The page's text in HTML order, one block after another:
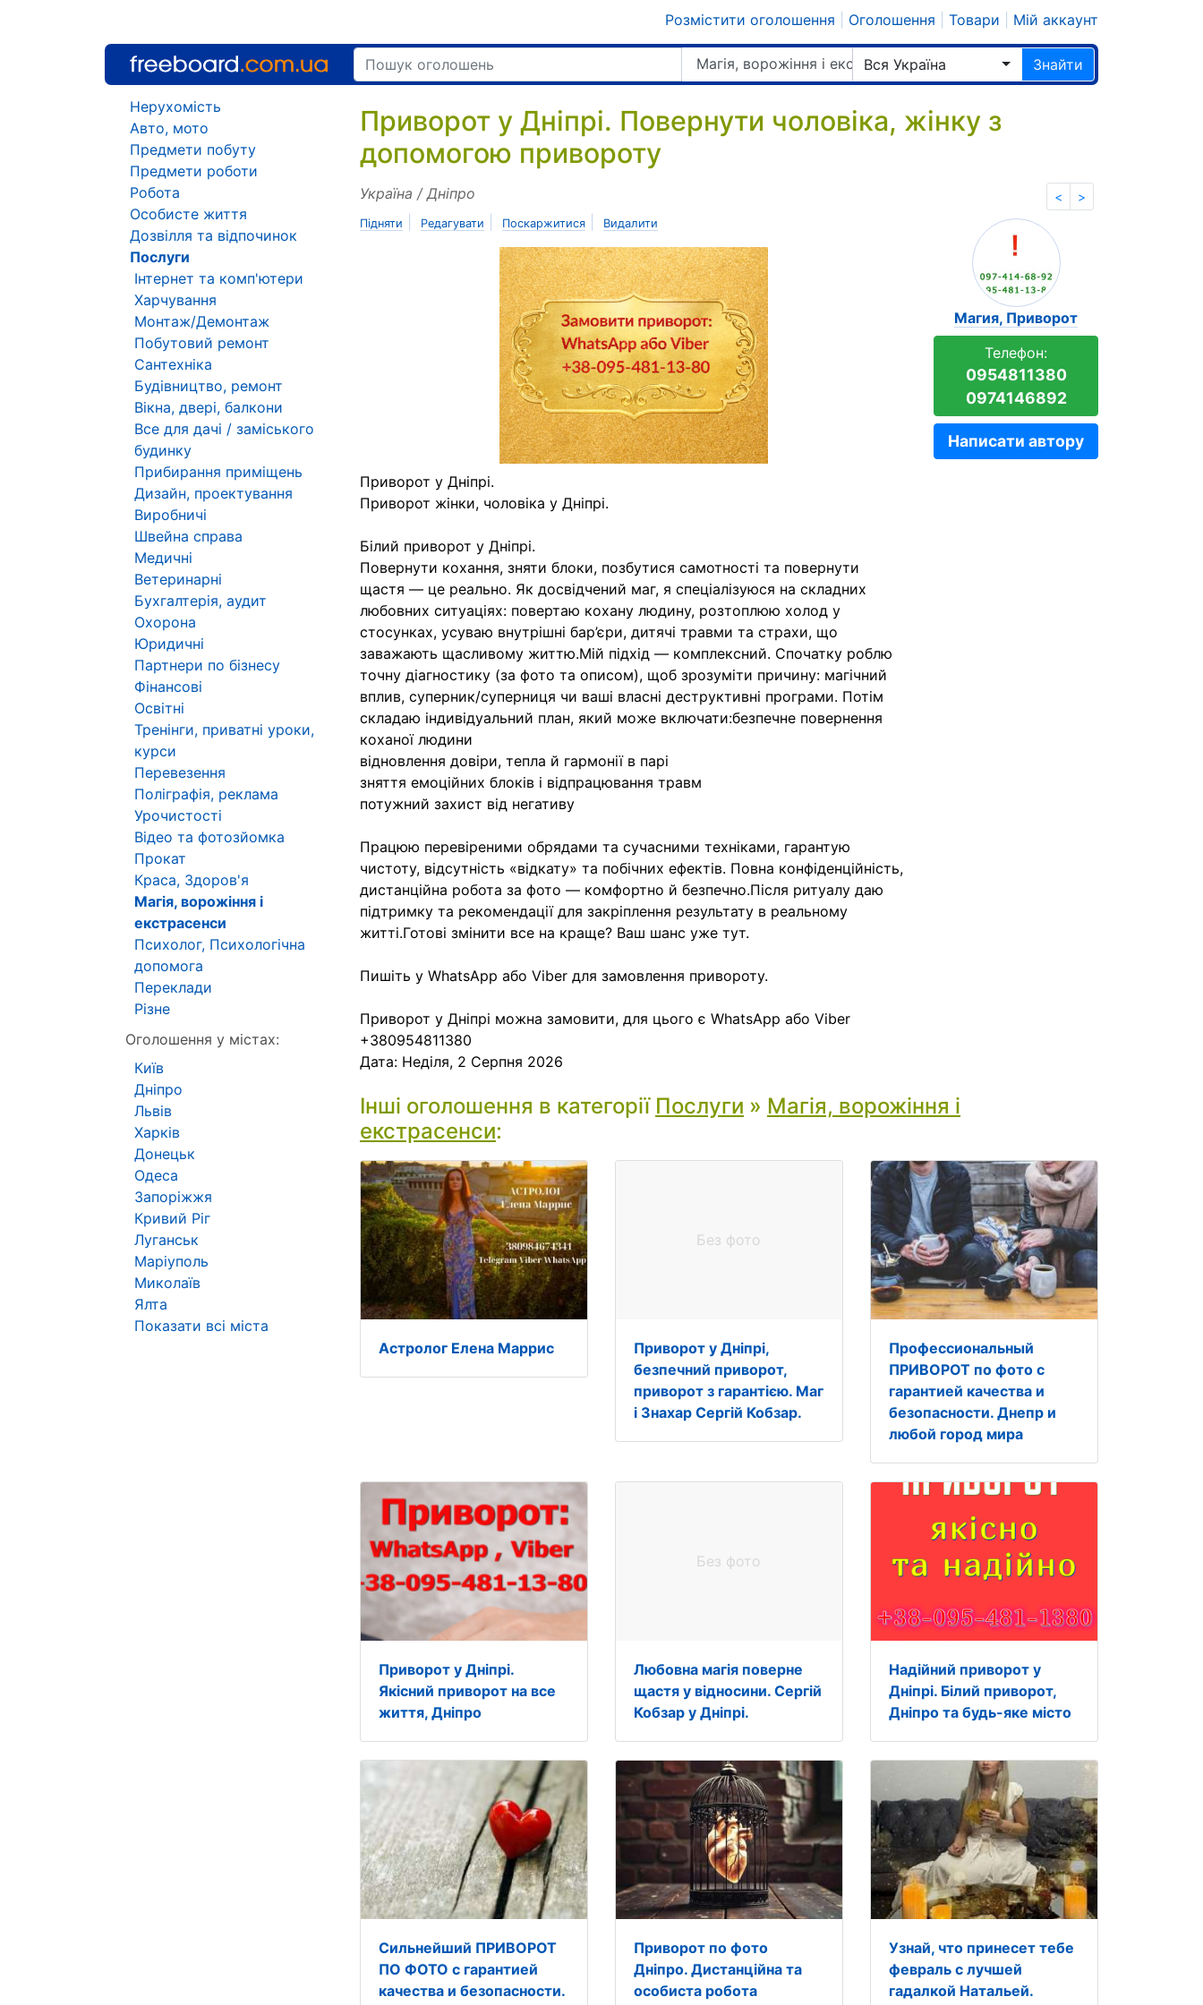
Розмістити оголошення Оголошення Товари Мій аккаунт
Магія, ворожіння і екстрасенси
Вся Україна Знайти
Приворот у Дніпрі. Повернути чоловіка, жінку з
допомогою привороту
< >
Україна / Дніпро
Підняти Редагувати Поскаржитися Видалити
Приворот у Дніпрі.
Приворот жінки, чоловіка у Дніпрі.
Білий приворот у Дніпрі.
Повернути кохання, зняти блоки, позбутися самотності та повернути
щастя — це реально. Як досвідчений маг, я спеціалізуюся на складних
любовних ситуаціях: повертаю кохану людину, розтоплюю холод у
стосунках, усуваю внутрішні бар’єри, дитячі травми та страхи, що
заважають щасливому життю.Мій підхід — комплексний. Спочатку роблю
точну діагностику (за фото та описом), щоб зрозуміти причину: магічний
вплив, суперник/суперниця чи ваші власні деструктивні програми. Потім
складаю індивідуальний план, який може включати:безпечне повернення
коханої людини
відновлення довіри, тепла й гармонії в парі
зняття емоційних блоків і відпрацювання травм
потужний захист від негативу
Працюю перевіреними обрядами та сучасними техніками, гарантую
чистоту, відсутність «відкату» та побічних ефектів. Повна конфіденційність,
дистанційна робота за фото — комфортно й безпечно.Після ритуалу даю
підтримку та рекомендації для закріплення результату в реальному
житті.Готові змінити все на краще? Ваш шанс уже тут.
Пишіть у WhatsApp або Viber для замовлення привороту.
Приворот у Дніпрі можна замовити, для цього є WhatsApp або Viber
+380954811380
Дата: Неділя, 2 Серпня 2026
Магия, Приворот
Телефон:
0954811380
0974146892
Написати автору
Інші оголошення в категорії Послуги » Магія, ворожіння і
екстрасенси:
Астролог Елена Маррис
Без фото
Приворот у Дніпрі,
безпечний приворот,
приворот з гарантією. Маг
і Знахар Сергій Кобзар.
Профессиональный
ПРИВОРОТ по фото с
гарантией качества и
безопасности. Днепр и
любой город мира
Приворот у Дніпрі.
Якісний приворот на все
життя, Дніпро
Без фото
Любовна магія поверне
щастя у відносини. Сергій
Кобзар у Дніпрі.
Надійний приворот у
Дніпрі. Білий приворот,
Дніпро та будь-яке місто
Сильнейший ПРИВОРОТ
ПО ФОТО с гарантией
качества и безопасности.
Приворот по фото
Дніпро. Дистанційна та
особиста робота
Узнай, что принесет тебе
февраль с лучшей
гадалкой Натальей.
Нерухомість
Авто, мото
Предмети побуту
Предмети роботи
Робота
Особисте життя
Дозвілля та відпочинок
Послуги
Інтернет та комп'ютери
Харчування
Монтаж/Демонтаж
Побутовий ремонт
Сантехніка
Будівництво, ремонт
Вікна, двері, балкони
Все для дачі / заміського
будинку
Прибирання приміщень
Дизайн, проектування
Виробничі
Швейна справа
Медичні
Ветеринарні
Бухгалтерія, аудит
Охорона
Юридичні
Партнери по бізнесу
Фінансові
Освітні
Тренінги, приватні уроки,
курси
Перевезення
Поліграфія, реклама
Урочистості
Відео та фотозйомка
Прокат
Краса, Здоров'я
Магія, ворожіння і
екстрасенси
Психолог, Психологічна
допомога
Переклади
Різне
Оголошення у містах:
Київ
Дніпро
Львів
Харків
Донецьк
Одеса
Запоріжжя
Кривий Ріг
Луганськ
Маріуполь
Миколаїв
Ялта
Показати всі міста